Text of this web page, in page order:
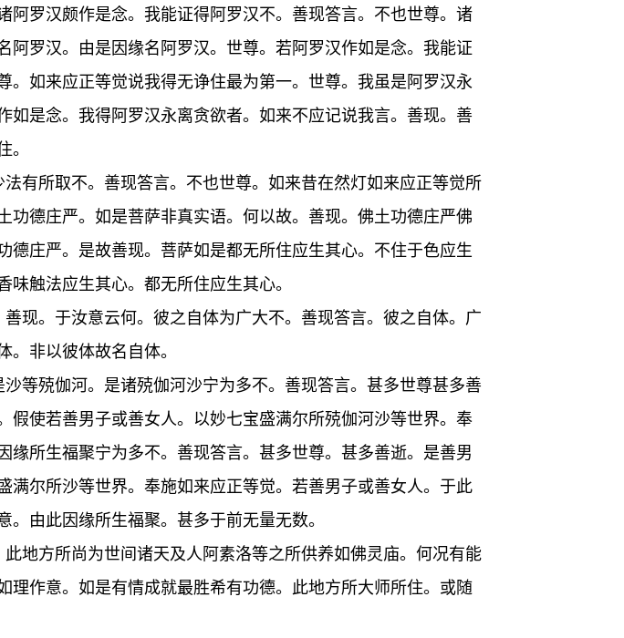
罗汉颇作是念。我能证得阿罗汉不。善现答言。不也世尊。诸
罗汉。由是因缘名阿罗汉。世尊。若阿罗汉作如是念。我能证
如来应正等觉说我得无诤住最为第一。世尊。我虽是阿罗汉永
是念。我得阿罗汉永离贪欲者。如来不应记说我言。善现。善
。
有所取不。善现答言。不也世尊。如来昔在然灯如来应正等觉所
德庄严。如是菩萨非真实语。何以故。善现。佛土功德庄严佛
庄严。是故善现。菩萨如是都无所住应生其心。不住于色应生
触法应生其心。都无所住应生其心。
现。于汝意云何。彼之自体为广大不。善现答言。彼之自体。广
非以彼体故名自体。
等殑伽河。是诸殑伽河沙宁为多不。善现答言。甚多世尊甚多善
使若善男子或善女人。以妙七宝盛满尔所殑伽河沙等世界。奉
所生福聚宁为多不。善现答言。甚多世尊。甚多善逝。是善男
尔所沙等世界。奉施如来应正等觉。若善男子或善女人。于此
由此因缘所生福聚。甚多于前无量无数。
地方所尚为世间诸天及人阿素洛等之所供养如佛灵庙。何况有能
作意。如是有情成就最胜希有功德。此地方所大师所住。或随